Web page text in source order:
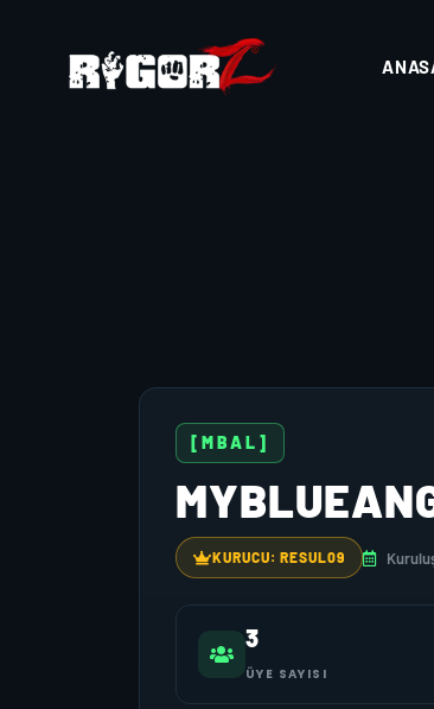
[MBAL]
KURUCU: RESUL09
3
ÜYE SAYISI